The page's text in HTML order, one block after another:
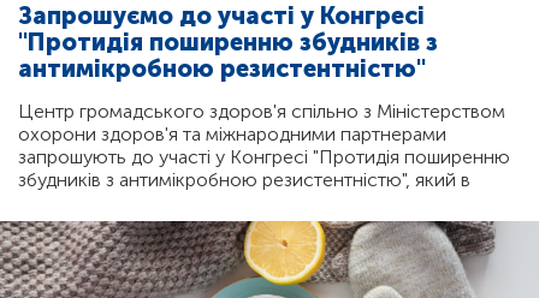
Запрошуємо до участі у Конгресі
"Протидія поширенню збудників з
антимікробною резистентністю"
Центр громадського здоров'я спільно з Міністерством
охорони здоров'я та міжнародними партнерами
запрошують до участі у Конгресі "Протидія поширенню
збудників з антимікробною резистентністю", який в